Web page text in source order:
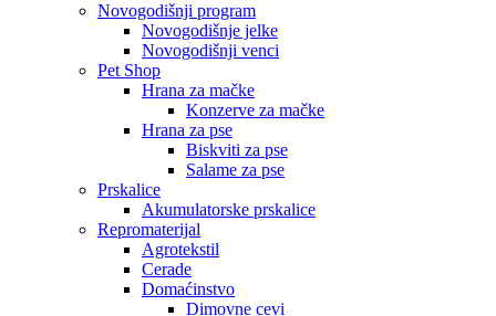
Novogodišnji program
Novogodišnje jelke
Novogodišnji venci
Pet Shop
Hrana za mačke
Konzerve za mačke
Hrana za pse
Biskviti za pse
Salame za pse
Prskalice
Akumulatorske prskalice
Repromaterijal
Agrotekstil
Cerade
Domaćinstvo
Dimovne cevi